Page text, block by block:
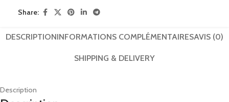
Share:
DESCRIPTIONINFORMATIONS COMPLÉMENTAIRESAVIS (0)
SHIPPING & DELIVERY
Description